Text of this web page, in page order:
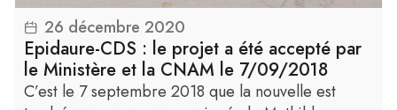
Lire la suite
26 décembre 2020
Epidaure-CDS : le projet a été accepté par
le Ministère et la CNAM le 7/09/2018
C’est le 7 septembre 2018 que la nouvelle est